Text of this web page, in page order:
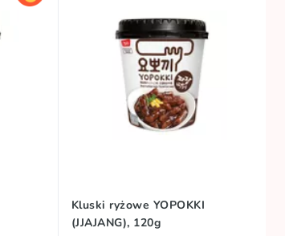
Kluski ryżowe YOPOKKI
(JJAJANG), 120g